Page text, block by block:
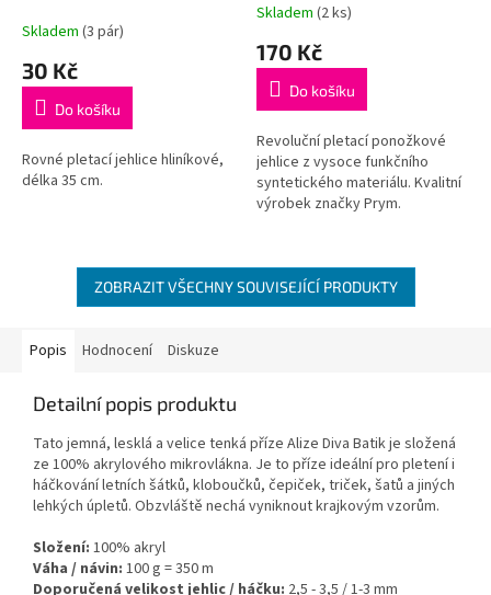
Skladem (3 pár)
30 Kč
Do košíku
Rovné pletací jehlice hliníkové,
délka 35 cm.
Průměrné
produktu
5,0
5
hvězdiček.
Skladem (2 ks)
170 Kč
Do košíku
Revoluční pletací ponožkové
jehlice z vysoce funkčního
syntetického materiálu. Kvalitní
výrobek značky Prym.
ZOBRAZIT VŠECHNY SOUVISEJÍCÍ PRODUKTY
Popis Hodnocení Diskuze
Detailní popis produktu
Tato jemná, lesklá a velice tenká příze Alize Diva Batik je složená
ze 100% akrylového mikrovlákna. Je to příze ideální pro pletení i
háčkování letních šátků, kloboučků, čepiček, triček, šatů a jiných
lehkých úpletů. Obzvláště nechá vyniknout krajkovým vzorům.
Složení: 100% akryl
Váha / návin: 100 g = 350 m
Doporučená velikost jehlic / háčku: 2,5 - 3,5 / 1-3 mm